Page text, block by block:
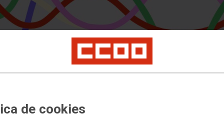
de cookies
| 7 agosto 2026.